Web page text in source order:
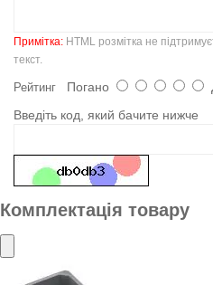
Примітка: HTML розмітка не
текст.
Рейтинг Погано
Введіть код, який бачите нижче
Комплектація товару